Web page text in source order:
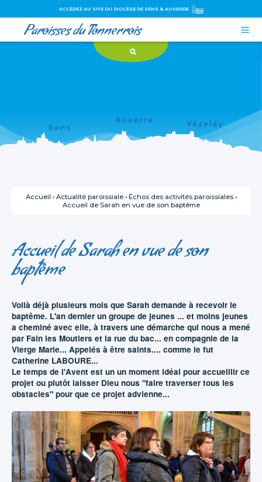
contenu.
ACCÉDEZ AU SITE DU DIOCÈSE DE SENS & AUXERRE
Paroisses du Tonnerrois 
Accueil › Actualité paroissiale › Échos des activités paroissiales ›
Accueil de Sarah en vue de son baptême
Accueil de Sarah en vue de son
baptême
Voilà déjà plusieurs mois que Sarah demande à recevoir le
baptême. L'an dernier un groupe de jeunes ... et moins jeunes
a cheminé avec elle, à travers une démarche qui nous a mené
par Fain les Moutiers et la rue du bac... en compagnie de la
Vierge Marie... Appelés à être saints.... comme le fut
Catherine LABOURE...
Le temps de l'Avent est un un moment idéal pour accueillir ce
projet ou plutôt laisser Dieu nous "faire traverser tous les
obstacles" pour que ce projet advienne...